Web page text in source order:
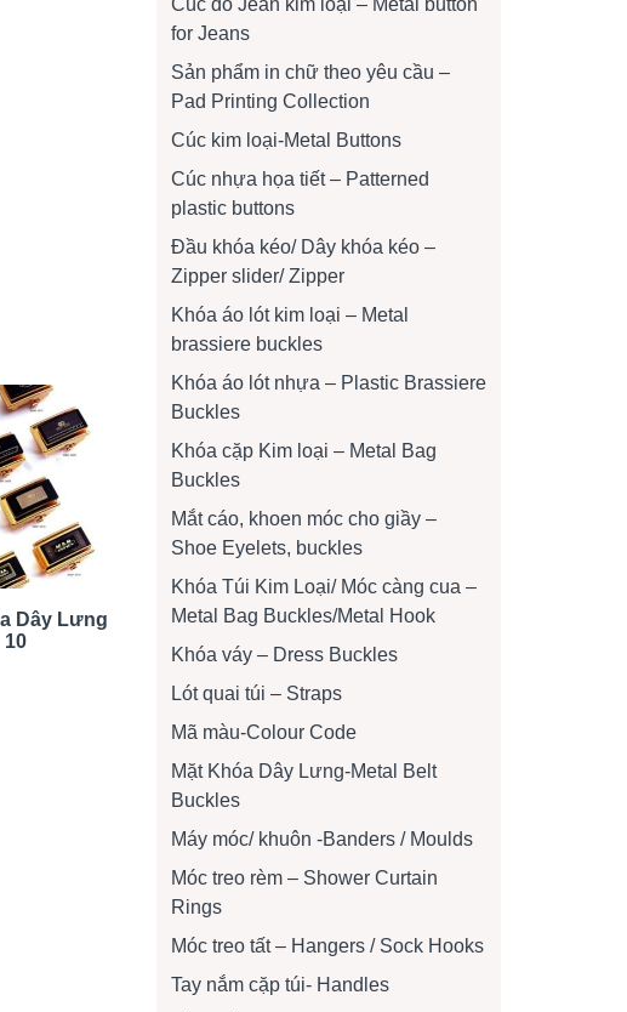
Dây Lưng
10
Cúc đồ Jean kim loại – Metal button
for Jeans
Sản phẩm in chữ theo yêu cầu –
Pad Printing Collection
Cúc kim loại-Metal Buttons
Cúc nhựa họa tiết – Patterned
plastic buttons
Đầu khóa kéo/ Dây khóa kéo –
Zipper slider/ Zipper
Khóa áo lót kim loại – Metal
brassiere buckles
Khóa áo lót nhựa – Plastic Brassiere
Buckles
Khóa cặp Kim loại – Metal Bag
Buckles
Mắt cáo, khoen móc cho giầy –
Shoe Eyelets, buckles
Khóa Túi Kim Loại/ Móc càng cua –
Metal Bag Buckles/Metal Hook
Khóa váy – Dress Buckles
Lót quai túi – Straps
Mã màu-Colour Code
Mặt Khóa Dây Lưng-Metal Belt
Buckles
Máy móc/ khuôn -Banders / Moulds
Móc treo rèm – Shower Curtain
Rings
Móc treo tất – Hangers / Sock Hooks
Tay nắm cặp túi- Handles